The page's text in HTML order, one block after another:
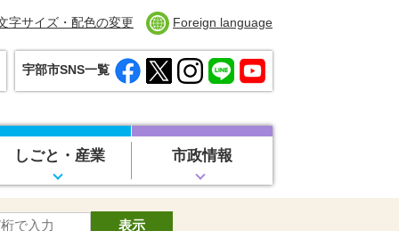
字サイズ・配色の変更 Foreign language
宇部市SNS一覧
しごと・産業 市政情報